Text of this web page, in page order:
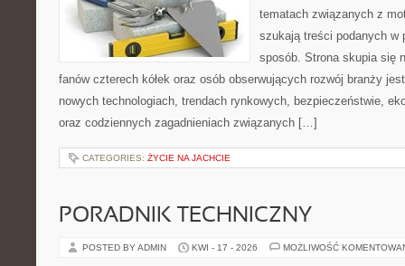
tematach związanych z
szukają treści podanych w
sposób. Strona skupia się
fanów czterech kółek oraz osób obserwujących rozwój branży
nowych technologiach, trendach rynkowych, bezpieczeństwie,
oraz codziennych zagadnieniach związanych […]
CATEGORIES: ŻYCIE NA JACHCIE
PORADNIK TECHNICZNY
POSTED BY ADMIN KWI - 17 - 2026 MOŻLIWOŚĆ